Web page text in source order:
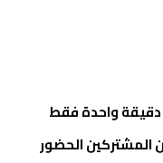
واحدة فقط
المشتركين الحضور